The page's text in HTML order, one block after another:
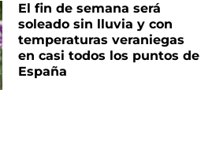
El fin de semana será
soleado sin lluvia y con
temperaturas veraniegas
en casi todos los puntos de
España